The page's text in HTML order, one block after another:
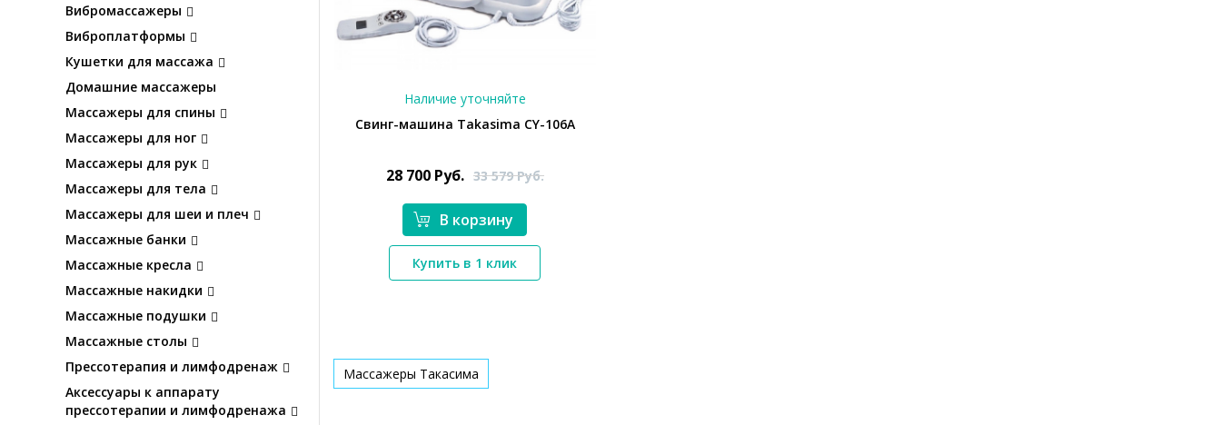
Вибромассажеры
Виброплатформы
Кушетки для массажа
Домашние массажеры
Массажеры для спины
Массажеры для ног
Массажеры для рук
Массажеры для тела
Массажеры для шеи и плеч
Массажные банки
Массажные кресла
Массажные накидки
Массажные подушки
Массажные столы
Прессотерапия и лимфодренаж
Аксессуары к аппарату
прессотерапии и лимфодренажа
*}
Наличие уточняйте
Свинг-машина Takasima CY-106А
28 700 Руб. 33 579Руб.
В корзину
Купить в 1 клик
Массажеры Такасима